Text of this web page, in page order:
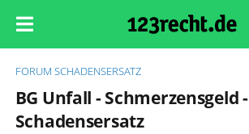
FORUM SCHADENSERSATZ
BG Unfall - Schmerzensgeld -
Schadensersatz